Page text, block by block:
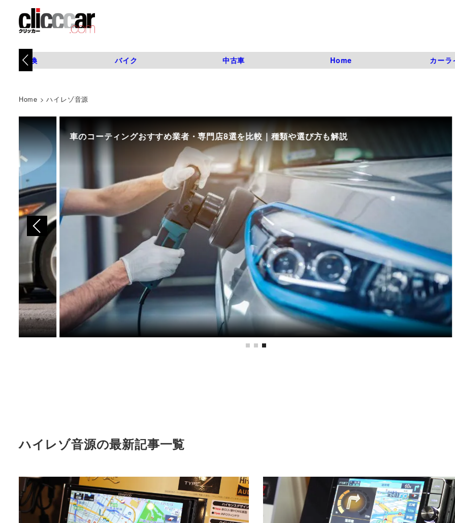
タイヤ交換 バイク 中古車 Home カーラ
Home >ハイレゾ音源
車のコーティングおすすめ業者・専門店8選を比較｜種類や選び方も解説
ハイレゾ音源の最新記事一覧